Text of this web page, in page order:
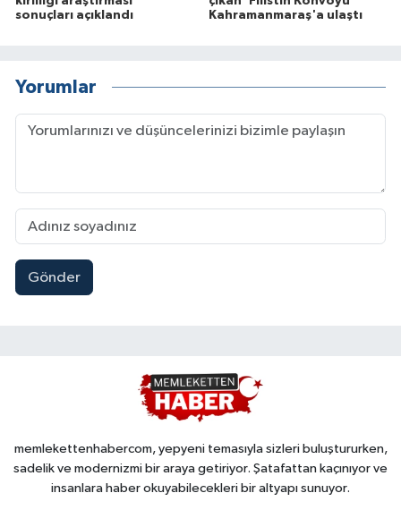
sonuçları açıklandı
Kahramanmaraş'a ulaştı
Yorumlar
Gönder
memlekettenhabercom, yepyeni temasıyla sizleri buluştururken,
sadelik ve modernizmi bir araya getiriyor. Şatafattan kaçınıyor ve
insanlara haber okuyabilecekleri bir altyapı sunuyor.